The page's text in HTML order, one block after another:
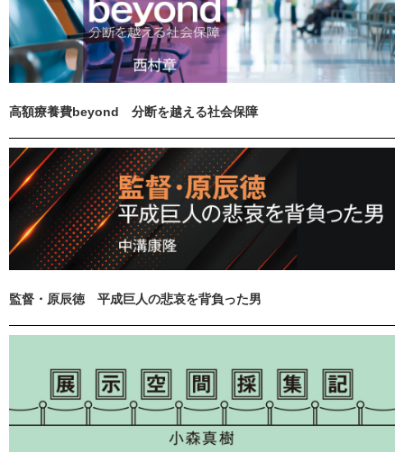
高額療養費beyond 分断を越える社会保障
監督・原辰徳 平成巨人の悲哀を背負った男